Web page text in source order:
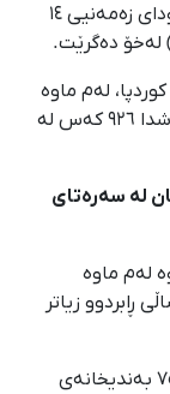
مانگی سەرەتای ساڵی ٢٠٢٥ و هەروەها لە مەودای زەمەنیی ١٤
لەم ماوە
زەمەنەییەدا ٨٢٦٠ کەس لە ئێران و لەم نێوانەشدا ٩٢٦ کەس لە
لە سەرەتای
لەم ماوە
١٠١٤ حاڵەت بووە کە لە هەموو ١٤ ساڵی ڕابردوو زیاتر
کۆماری ئیسلامی سزای لەسێدارەدانەکانی لە ٧٥ بەندیخانەی